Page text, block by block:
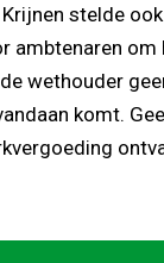
Krijnen stelde
ambtenaren om
wethouder
komt.